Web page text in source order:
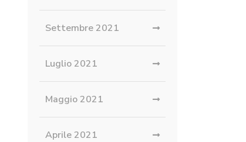
Settembre 2021
Luglio 2021
Maggio 2021
Aprile 2021